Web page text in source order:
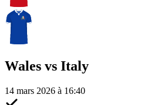
Wales vs Italy
14 mars 2026 à 16:40